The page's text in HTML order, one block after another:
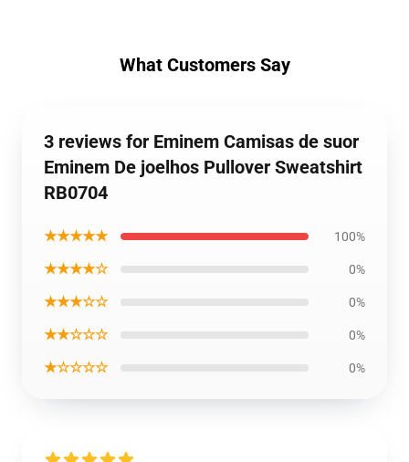
What Customers Say
3 reviews for Eminem Camisas de suor
Eminem De joelhos Pullover Sweatshirt
RB0704
★★★★★ 100%
★★★★☆ 0%
★★★☆☆ 0%
★★☆☆☆ 0%
★☆☆☆☆ 0%